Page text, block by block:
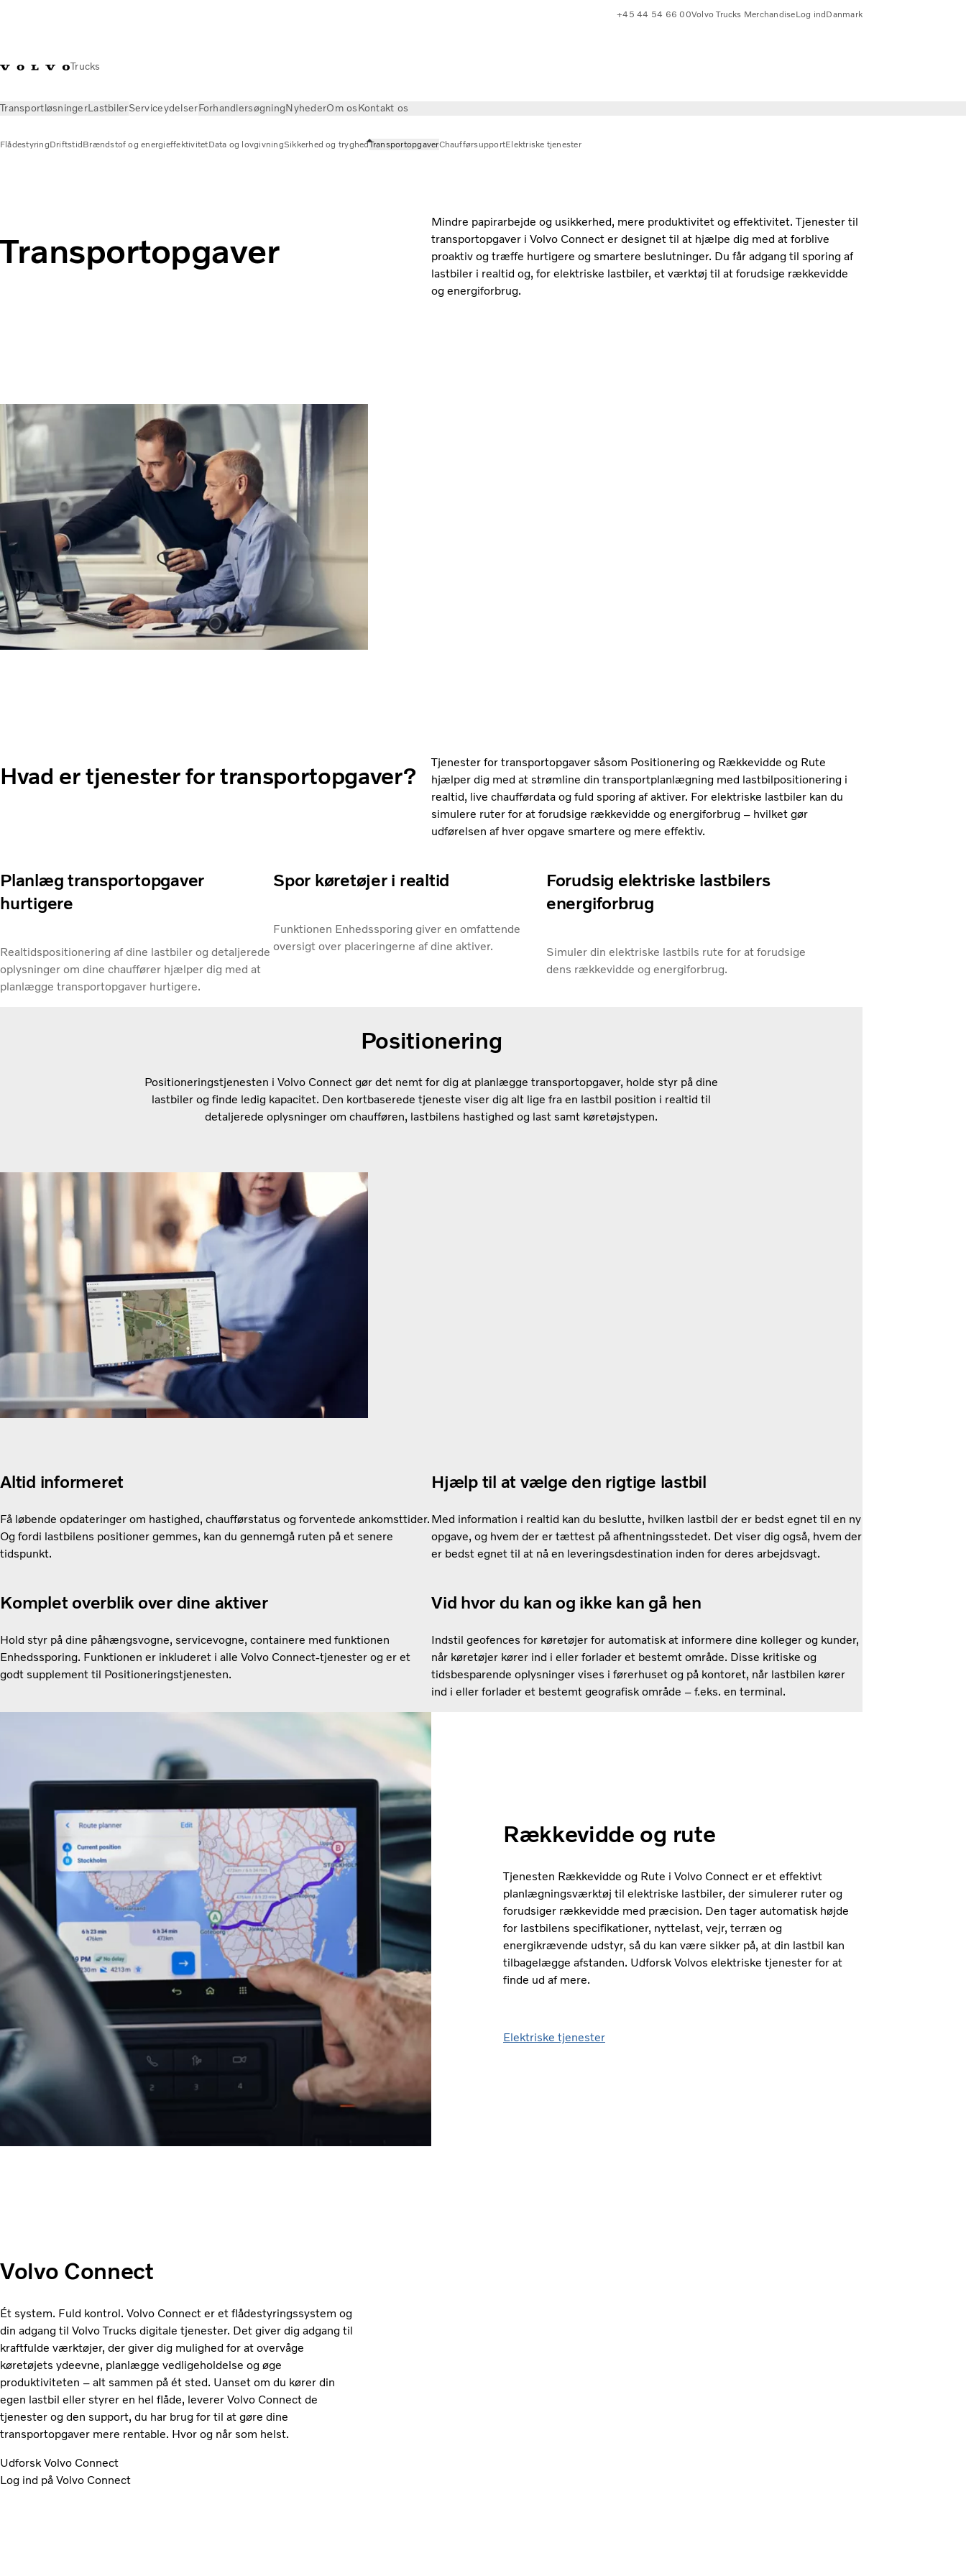
Trucks
+45 44 54 66 00Volvo Trucks MerchandiseLog ind Danmark
TransportløsningerLastbilerServiceydelserForhandlersøgningNyhederOm osKontakt os
FlådestyringDriftstid Brændstof og energieffektivitetData og lovgivningSikkerhed og tryghedTransportopgaverChaufførsupportElektriske tjenester
Transportopgaver
Mindre papirarbejde og usikkerhed, mere produktivitet og effektivitet. Tjenester til
transportopgaver i Volvo Connect er designet til at hjælpe dig med at forblive
proaktiv og træffe hurtigere og smartere beslutninger. Du får adgang til sporing af
lastbiler i realtid og, for elektriske lastbiler, et værktøj til at forudsige rækkevidde
og energiforbrug.
Hvad er tjenester for transportopgaver?
Tjenester for transportopgaver såsom Positionering og Rækkevidde og Rute
hjælper dig med at strømline din transportplanlægning med lastbilpositionering i
realtid, live chaufførdata og fuld sporing af aktiver. For elektriske lastbiler kan du
simulere ruter for at forudsige rækkevidde og energiforbrug – hvilket gør
udførelsen af hver opgave smartere og mere effektiv.
Planlæg transportopgaver
hurtigere
Realtidspositionering af dine lastbiler og detaljerede
oplysninger om dine chauffører hjælper dig med at
planlægge transportopgaver hurtigere.
Spor køretøjer i realtid
Funktionen Enhedssporing giver en omfattende
oversigt over placeringerne af dine aktiver.
Forudsig elektriske lastbilers
energiforbrug
Simuler din elektriske lastbils rute for at forudsige
dens rækkevidde og energiforbrug.
Positionering
Positioneringstjenesten i Volvo Connect gør det nemt for dig at planlægge transportopgaver, holde styr på dine
lastbiler og finde ledig kapacitet. Den kortbaserede tjeneste viser dig alt lige fra en lastbil position i realtid til
detaljerede oplysninger om chaufføren, lastbilens hastighed og last samt køretøjstypen.
Altid informeret
Få løbende opdateringer om hastighed, chaufførstatus og forventede ankomsttider.
Og fordi lastbilens positioner gemmes, kan du gennemgå ruten på et senere
tidspunkt.
Hjælp til at vælge den rigtige lastbil
Med information i realtid kan du beslutte, hvilken lastbil der er bedst egnet til en ny
opgave, og hvem der er tættest på afhentningsstedet. Det viser dig også, hvem der
er bedst egnet til at nå en leveringsdestination inden for deres arbejdsvagt.
Komplet overblik over dine aktiver
Hold styr på dine påhængsvogne, servicevogne, containere med funktionen
Enhedssporing. Funktionen er inkluderet i alle Volvo Connect-tjenester og er et
godt supplement til Positioneringstjenesten.
Vid hvor du kan og ikke kan gå hen
Indstil geofences for køretøjer for automatisk at informere dine kolleger og kunder,
når køretøjer kører ind i eller forlader et bestemt område. Disse kritiske og
tidsbesparende oplysninger vises i førerhuset og på kontoret, når lastbilen kører
ind i eller forlader et bestemt geografisk område – f.eks. en terminal.
Rækkevidde og rute
Tjenesten Rækkevidde og Rute i Volvo Connect er et effektivt
planlægningsværktøj til elektriske lastbiler, der simulerer ruter og
forudsiger rækkevidde med præcision. Den tager automatisk højde
for lastbilens specifikationer, nyttelast, vejr, terræn og
energikrævende udstyr, så du kan være sikker på, at din lastbil kan
tilbagelægge afstanden. Udforsk Volvos elektriske tjenester for at
finde ud af mere.
Elektriske tjenester
Volvo Connect
Ét system. Fuld kontrol. Volvo Connect er et flådestyringssystem og
din adgang til Volvo Trucks digitale tjenester. Det giver dig adgang til
kraftfulde værktøjer, der giver dig mulighed for at overvåge
køretøjets ydeevne, planlægge vedligeholdelse og øge
produktiviteten – alt sammen på ét sted. Uanset om du kører din
egen lastbil eller styrer en hel flåde, leverer Volvo Connect de
tjenester og den support, du har brug for til at gøre dine
transportopgaver mere rentable. Hvor og når som helst.
Udforsk Volvo Connect
Log ind på Volvo Connect